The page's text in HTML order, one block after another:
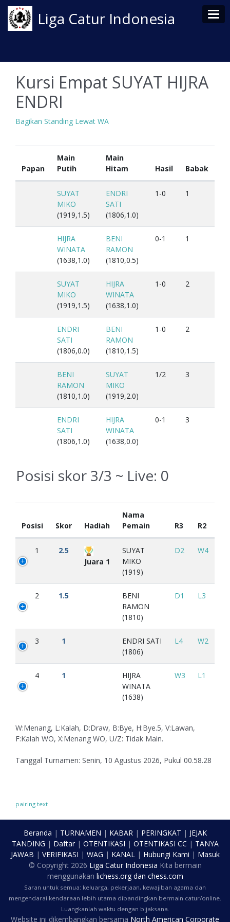
Liga Catur Indonesia
Kursi Empat SUYAT HIJRA
ENDRI
Bagikan Standing Lewat WA
Papan
Main
Putih
Main
Hitam
Hasil Babak
SUYAT
MIKO
(1919,1.5)
ENDRI
SATI
(1806,1.0)
1-0 1
HIJRA
WINATA
(1638,1.0)
BENI
RAMON
(1810,0.5)
0-1 1
SUYAT
MIKO
(1919,1.5)
HIJRA
WINATA
(1638,1.0)
1-0 2
ENDRI
SATI
(1806,0.0)
BENI
RAMON
(1810,1.5)
1-0 2
BENI
RAMON
(1810,1.0)
SUYAT
MIKO
(1919,2.0)
1/2 3
ENDRI
SATI
(1806,1.0)
HIJRA
WINATA
(1638,0.0)
0-1 3
Posisi skor 3/3 ~ Live: 0
Posisi Skor Hadiah
Nama
Pemain
R3 R2
1
2.5
Juara 1
SUYAT
MIKO
(1919)
D2 W4
2 1.5
BENI
RAMON
(1810)
D1 L3
3 1
ENDRI SATI
(1806)
L4 W2
4 1
HIJRA
WINATA
(1638)
W3 L1
W:Menang, L:Kalah, D:Draw, B:Bye, H:Bye.5, V:Lawan,
F:Kalah WO, X:Menang WO, U/Z: Tidak Main.
Tanggal Turnamen: Senin, 10 Agustus 2026, Pukul 00.58.28
pairing text
Beranda | TURNAMEN | KABAR| PERINGKAT | JEJAK
TANDING | Daftar| OTENTIKASI | OTENTIKASI CC | TANYA
JAWAB | VERIFIKASI | WAG | KANAL| Hubungi Kami | Masuk
© Copyright 2026 Liga Catur Indonesia Kita bermain
menggunakan lichess.orgdan chess.com
Saran untuk semua: keluarga, pekerjaan, kewajiban agama dan
mengendarai kendaraan lebih utama dibandingkan bermain catur/online.
Luangkanlah waktu dengan bijaksana.
Website ini dikembangkan bersama North American Corporate